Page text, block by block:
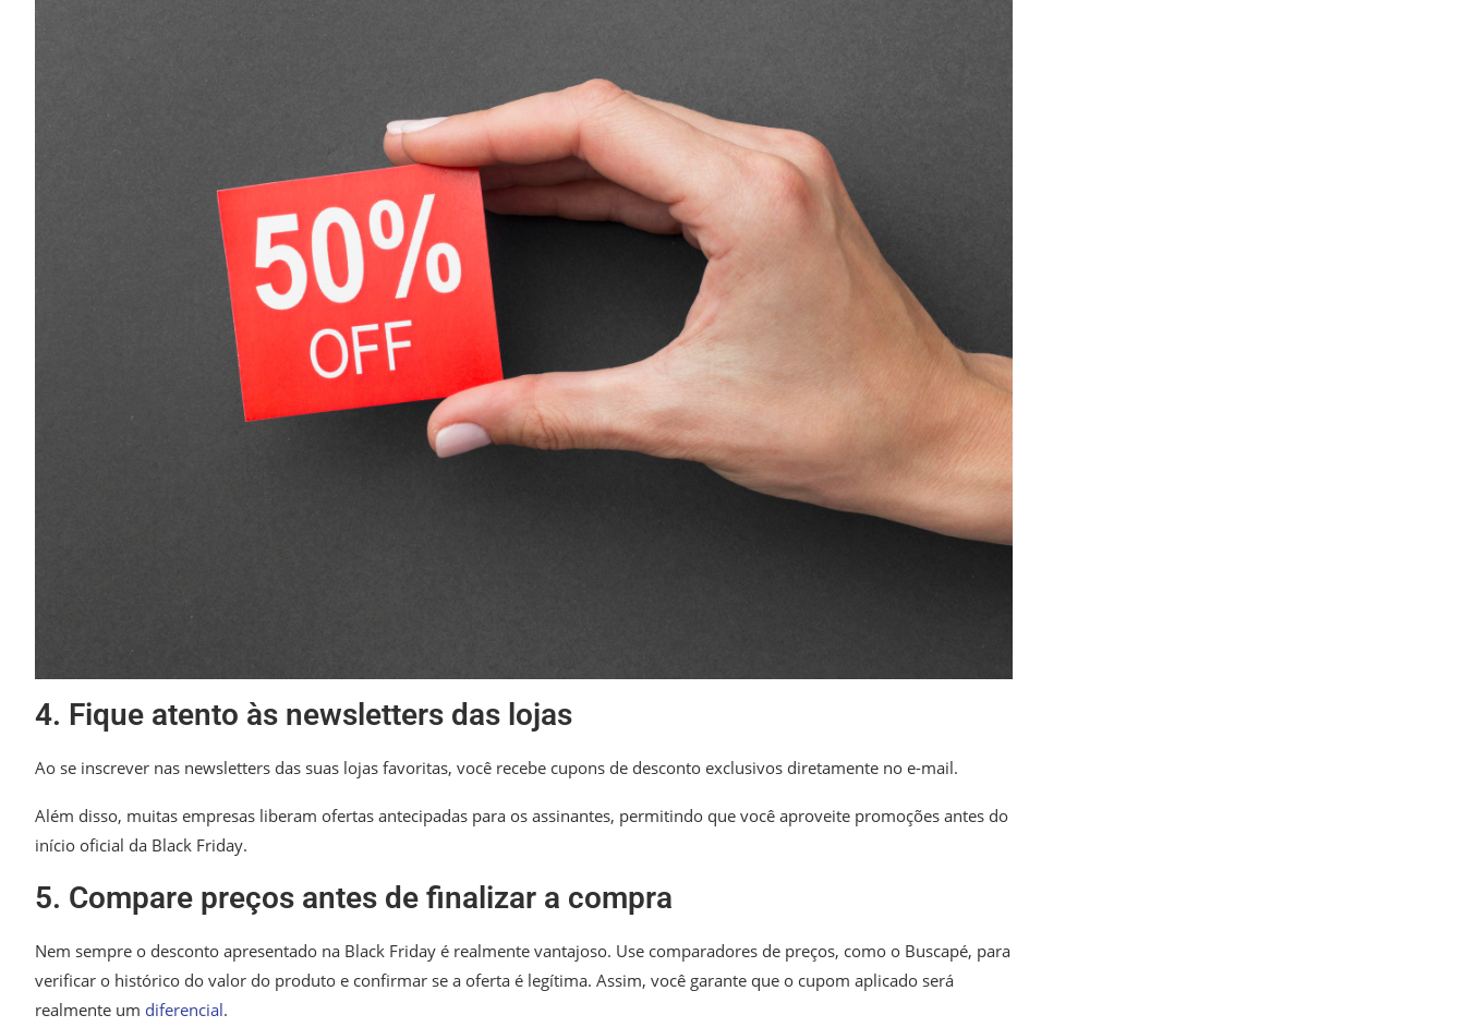
4. Fique atento às newsletters das lojas
Ao se inscrever nas newsletters das suas lojas favoritas, você recebe cupons de desconto exclusivos diretamente no e-mail.
Além disso, muitas empresas liberam ofertas antecipadas para os assinantes, permitindo que você aproveite promoções antes do
início oficial da Black Friday.
5. Compare preços antes de finalizar a compra
Nem sempre o desconto apresentado na Black Friday é realmente vantajoso. Use comparadores de preços, como o Buscapé, para
verificar o histórico do valor do produto e confirmar se a oferta é legítima. Assim, você garante que o cupom aplicado será
realmente um diferencial.